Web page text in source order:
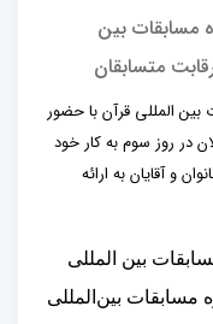
مسابقات بین
متسابقان
المللی قرآن با حضور
در روز سوم به کار خود
و آقایان به ارائه
بین المللی
مسابقات بین‌المللی